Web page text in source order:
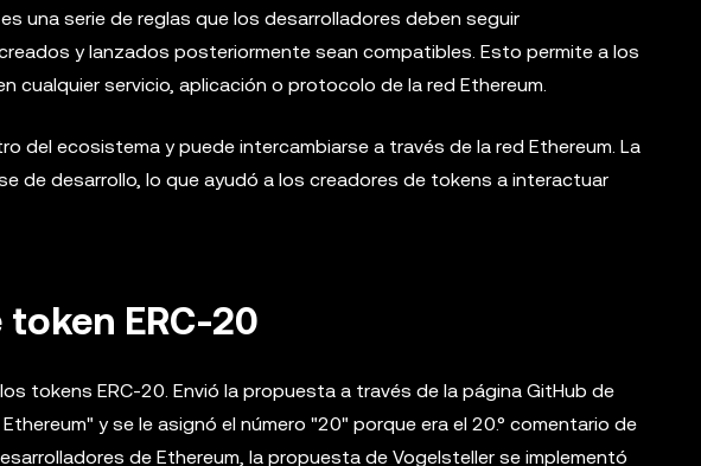
una serie de reglas que los desarrolladores deben seguir
y lanzados posteriormente sean compatibles. Esto permite a los
cualquier servicio, aplicación o protocolo de la red Ethereum.
del ecosistema y puede intercambiarse a través de la red Ethereum. La
de desarrollo, lo que ayudó a los creadores de tokens a interactuar
ERC-20
tokens ERC-20. Envió la propuesta a través de la página GitHub de
y se le asignó el número "20" porque era el 20.° comentario de
de Ethereum, la propuesta de Vogelsteller se implementó